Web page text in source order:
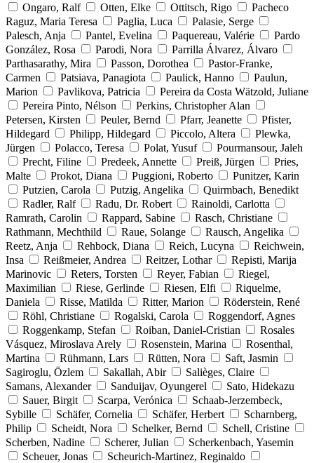
Ongaro, Ralf
Otten, Elke Ottitsch, Rigo
Pacheco
Raguz, Maria Teresa
Paglia, Luca
Palasie, Serge
Palesch, Anja
Pantel, Evelina Paquereau, Valérie
Pardo
González, Rosa
Parodi, Nora
Parrilla Álvarez, Álvaro
Parthasarathy, Mira
Passon, Dorothea
Pastor-Franke,
Carmen
Patsiava, Panagiota Paulick, Hanno
Paulun,
Marion
Pavlikova, Patricia
Pereira da Costa Wätzold, Juliane
Pereira Pinto, Nélson
Perkins, Christopher Alan
Petersen, Kirsten
Peuler, Bernd Pfarr, Jeanette
Pfister,
Hildegard
Philipp, Hildegard Piccolo, Altera
Plewka,
Jürgen
Polacco, Teresa Polat, Yusuf
Pourmansour, Jaleh
Precht, Filine
Predeek, Annette Preiß, Jürgen
Pries,
Malte
Prokot, Diana Puggioni, Roberto
Punitzer, Karin
Putzien, Carola
Putzig, Angelika
Quirmbach, Benedikt
Radler, Ralf
Radu, Dr. Robert
Rainoldi, Carlotta
Ramrath, Carolin
Rappard, Sabine
Rasch, Christiane
Rathmann, Mechthild
Raue, Solange
Rausch, Angelika
Reetz, Anja
Rehbock, Diana Reich, Lucyna
Reichwein,
Insa
Reißmeier, Andrea Reitzer, Lothar
Repisti, Marija
Marinovic
Reters, Torsten Reyer, Fabian
Riegel,
Maximilian
Riese, Gerlinde Riesen, Elfi
Riquelme,
Daniela
Risse, Matilda Ritter, Marion
Röderstein, René
Röhl, Christiane
Rogalski, Carola
Roggendorf, Agnes
Roggenkamp, Stefan
Roiban, Daniel-Cristian
Rosales
Vásquez, Miroslava Arely
Rosenstein, Marina
Rosenthal,
Martina
Rühmann, Lars Rütten, Nora
Saft, Jasmin
Sagiroglu, Özlem
Sakallah, Abir
Salièges, Claire
Samans, Alexander
Sanduijav, Oyungerel
Sato, Hidekazu
Sauer, Birgit
Scarpa, Verónica
Schaab-Jerzembeck,
Sybille
Schäfer, Cornelia Schäfer, Herbert
Scharnberg,
Philip
Scheidt, Nora Schelker, Bernd
Schell, Cristine
Scherben, Nadine
Scherer, Julian
Scherkenbach, Yasemin
Scheuer, Jonas
Scheurich-Martinez, Reginaldo